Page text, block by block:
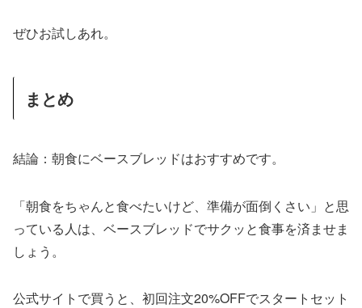
ぜひお試しあれ。
まとめ
結論：朝食にベースブレッドはおすすめです。
「朝食をちゃんと食べたいけど、準備が面倒くさい」と思
っている人は、ベースブレッドでサクッと食事を済ませま
しょう。
公式サイトで買うと、初回注文20%OFFでスタートセット